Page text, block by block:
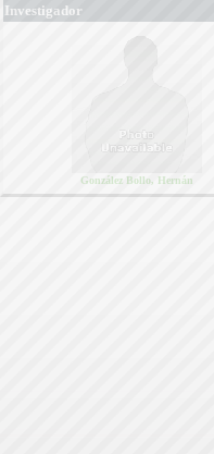
Investigador
González Bollo, Hernán